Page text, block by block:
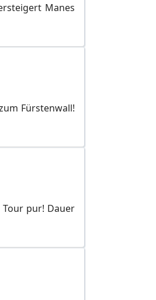
Manes
Fürstenwall!
Tour pur! Dauer